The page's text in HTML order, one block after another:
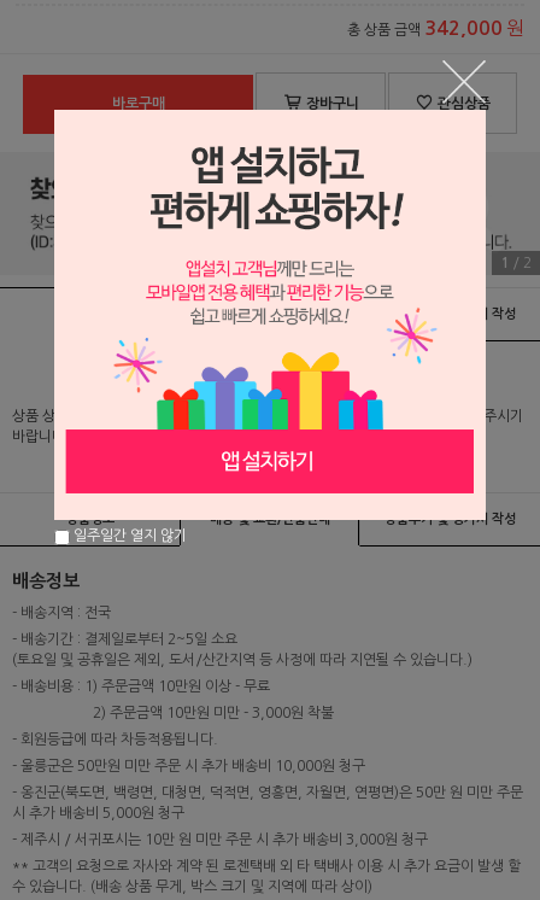
총 상품 금액 342,000 원
바로구매 장바구니 관심상품
1 / 2
배송 및 교환/반품안내 상품후기 및 평가서 작성
상품 상세 설명 및 실제 구매 가격은 로그인 후 확인 가능하오니 반드시 로그인해 주시기
바랍니다.
상품정보 배송 및 교환/반품안내 상품후기 및 평가서 작성
배송정보
- 배송지역 : 전국
- 배송기간 : 결제일로부터 2~5일 소요
(토요일 및 공휴일은 제외, 도서/산간지역 등 사정에 따라 지연될 수 있습니다.)
- 배송비용 : 1) 주문금액 10만원 이상 - 무료
2) 주문금액 10만원 미만 - 3,000원 착불
- 회원등급에 따라 차등적용됩니다.
- 울릉군은 50만원 미만 주문 시 추가 배송비 10,000원 청구
- 옹진군(북도면, 백령면, 대청면, 덕적면, 영흥면, 자월면, 연평면)은 50만 원 미만 주문
시 추가 배송비 5,000원 청구
- 제주시 / 서귀포시는 10만 원 미만 주문 시 추가 배송비 3,000원 청구
** 고객의 요청으로 자사와 계약 된 로젠택배 외 타 택배사 이용 시 추가 요금이 발생 할
수 있습니다. (배송 상품 무게, 박스 크기 및 지역에 따라 상이)
일주일간 열지 않기